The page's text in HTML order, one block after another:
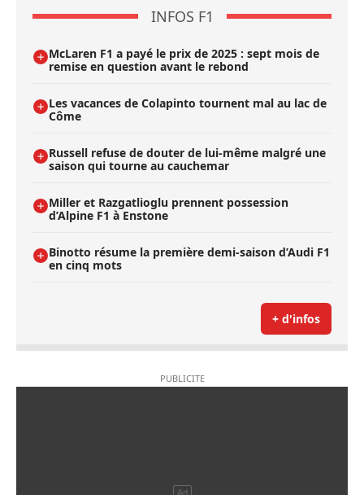
INFOS F1
McLaren F1 a payé le prix de 2025 : sept mois de
remise en question avant le rebond
Les vacances de Colapinto tournent mal au lac de
Côme
Russell refuse de douter de lui-même malgré une
saison qui tourne au cauchemar
Miller et Razgatlioglu prennent possession
d’Alpine F1 à Enstone
Binotto résume la première demi-saison d’Audi F1
en cinq mots
+ d'infos